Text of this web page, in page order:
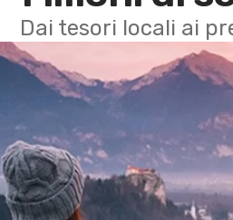
Dai tesori locali ai